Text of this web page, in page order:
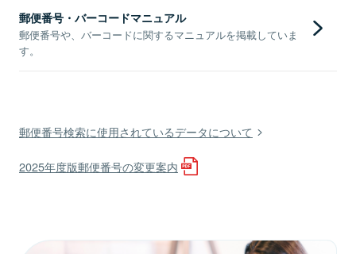
郵便番号・バーコードマニュアル
郵便番号や、バーコードに関するマニュアルを掲載していま
す。
郵便番号検索に使用されているデータについて
2025年度版郵便番号の変更案内